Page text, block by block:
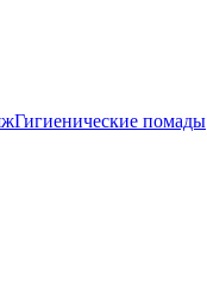
Гигиенические помады